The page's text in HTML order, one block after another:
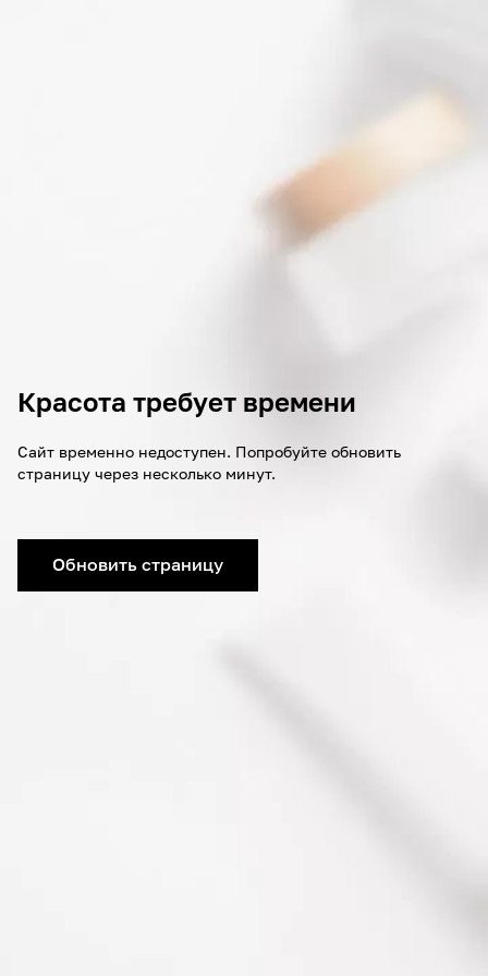
Красота требует времени
Сайт временно недоступен. Попробуйте обновить
страницу через несколько минут.
Обновить страницу